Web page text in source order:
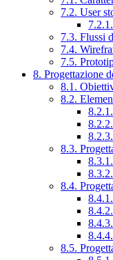
7.2. User
7.3. Flussi
7.4.
7.5.
8. Progettazione
8.1.
8.2.
8.3.
8.4.
8.5.